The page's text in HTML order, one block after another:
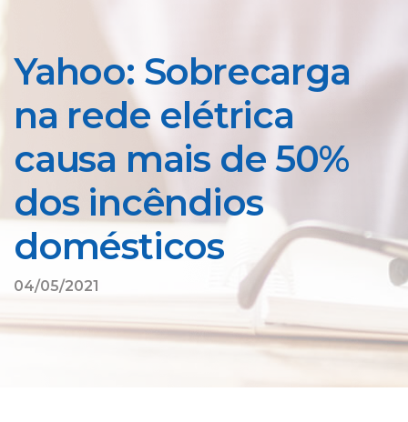
Yahoo: Sobrecarga
na rede elétrica
causa mais de 50%
dos incêndios
domésticos
04/05/2021